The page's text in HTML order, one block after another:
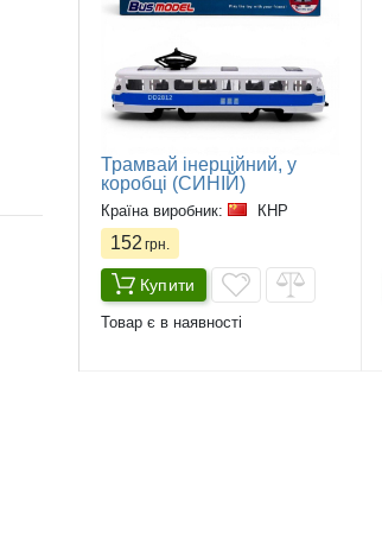
Трамвай інерційний, у
коробці (СИНІЙ)
Країна виробник: КНР
152 грн.
Купити
Товар є в наявності